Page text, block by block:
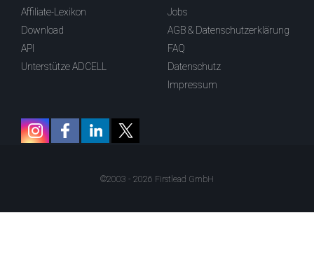
Affiliate-Lexikon
Download
API
Unterstütze ADCELL
Jobs
AGB & Datenschutzerklärung
FAQ
Datenschutz
Impressum
©2003 - 2026 Firstlead GmbH